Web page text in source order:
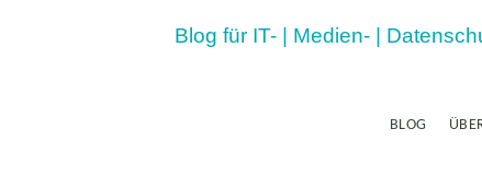
Blog für IT- | Medien- |
BLOG